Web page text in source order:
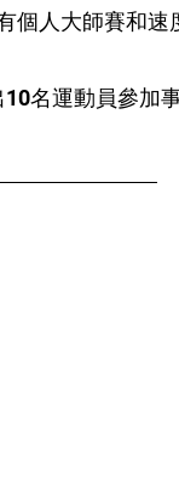
個人大師賽和速
名運動員參加